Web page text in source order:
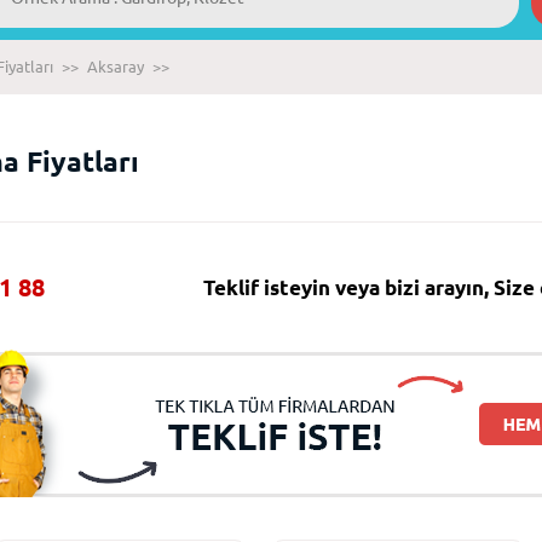
>> Aksaray >>
Fiyatları
88 Teklif isteyin veya bizi arayın,